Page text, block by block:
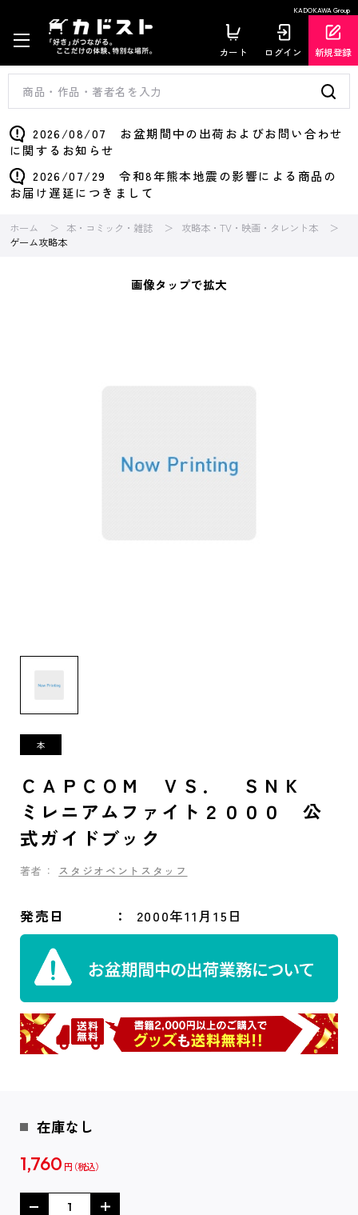
KADOKAWA Group
カート ログイン 新規登録
2026/08/07 お盆期間中の出荷およびお問い合わせ
に関するお知らせ
2026/07/29 令和8年熊本地震の影響による商品の
お届け遅延につきまして
ホーム 本・コミック・雑誌
攻略本・TV・映画・タレント本
ゲーム攻略本
画像タップで拡大
ＣＡＰＣＯＭ ＶＳ． ＳＮＫ
ミレニアムファイト２０００ 公
式ガイドブック
著者： スタジオベントスタッフ
発売日 2000年11月15日
在庫なし
1,760 円